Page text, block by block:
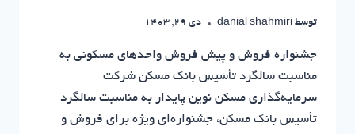
توسط danial shahmiri دی 29, 1403
جشنواره فروش و پیش فروش واحدهای مسکونی به
مناسبت سالگرد تأسیس بانک مسکن شرکت
سرمایه‌گذاری مسکن نوین پایدار به مناسبت سالگرد
تأسیس بانک مسکن، جشنواره‌ای ویژه برای فروش و